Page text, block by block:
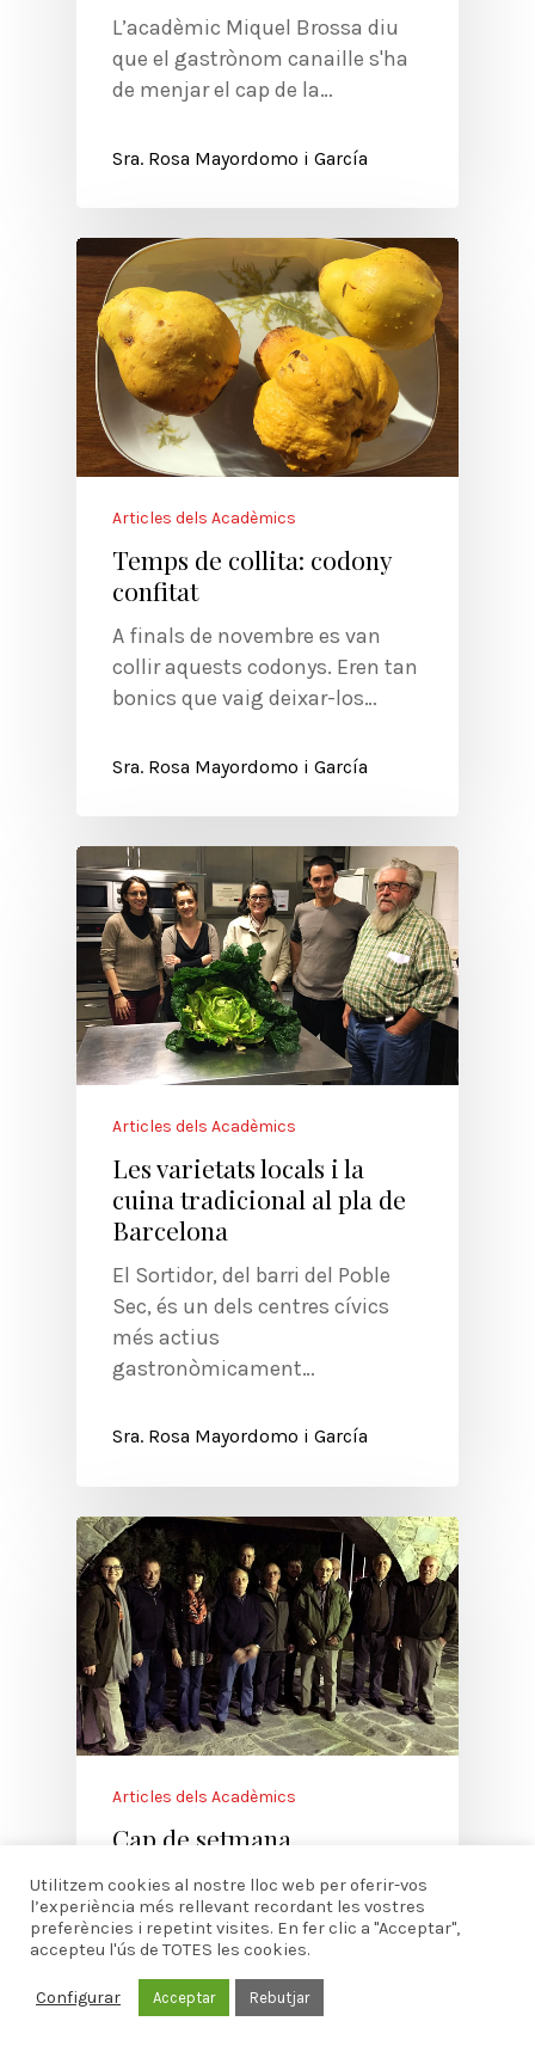
L’acadèmic Miquel Brossa diu
que el gastrònom canaille s'ha
de menjar el cap de la…
Sra. Rosa Mayordomo i García
Articles dels Acadèmics
Temps de collita: codony
confitat
A finals de novembre es van
collir aquests codonys. Eren tan
bonics que vaig deixar-los…
Sra. Rosa Mayordomo i García
Articles dels Acadèmics
Les varietats locals i la
cuina tradicional al pla de
Barcelona
El Sortidor, del barri del Poble
Sec, és un dels centres cívics
més actius
gastronòmicament…
Sra. Rosa Mayordomo i García
Articles dels Acadèmics
Cap de setmana
caça a Bolvir i naps a Ger
El passat dissabte 19 de
novembre es va celebrar a
Bolvir, a la Baixa Cerdanya,…
Utilitzem cookies al nostre lloc web per oferir-vos
l’experiència més rellevant recordant les vostres
preferències i repetint visites. En fer clic a "Acceptar",
accepteu l'ús de TOTES les cookies.
Configurar Acceptar Rebutjar